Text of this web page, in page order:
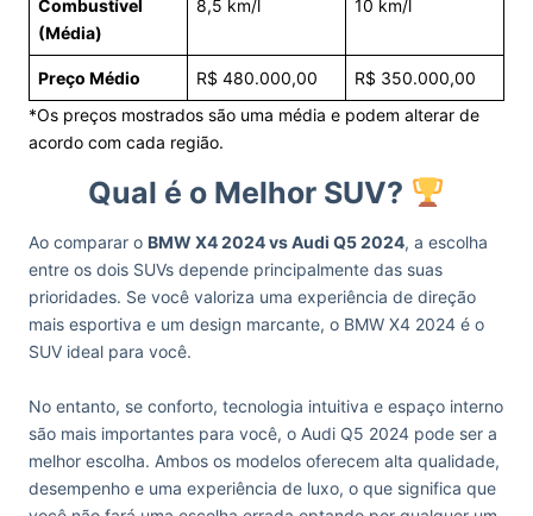
Combustível
(Média)
8,5 km/l 10 km/l
Preço Médio R$ 480.000,00
R$ 350.000,00
*Os preços mostrados são uma média e podem alterar de
acordo com cada região.
Qual é o Melhor SUV?
Ao comparar o BMW X4 2024 vs Audi Q5 2024, a escolha
entre os dois SUVs depende principalmente das suas
prioridades. Se você valoriza uma experiência de direção
mais esportiva e um design marcante, o BMW X4 2024 é o
SUV ideal para você.
No entanto, se conforto, tecnologia intuitiva e espaço interno
são mais importantes para você, o Audi Q5 2024 pode ser a
melhor escolha. Ambos os modelos oferecem alta qualidade,
desempenho e uma experiência de luxo, o que significa que